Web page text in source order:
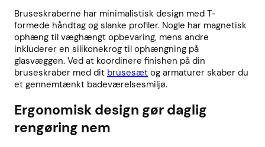
Bruseskraberne har minimalistisk design med T-
formede håndtag og slanke profiler. Nogle har magnetisk
ophæng til væghængt opbevaring, mens andre
inkluderer en silikonekrog til ophængning på
glasvæggen. Ved at koordinere finishen på din
bruseskraber med dit brusesæt og armaturer skaber du
et gennemtænkt badeværelsesmiljø.
Ergonomisk design gør daglig
rengøring nem